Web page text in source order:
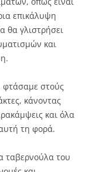
επικάλυψη
θα γλιστρήσει
και
φτάσαμε στούς
κάνοντας
και όλα
τη φορά.
ταβερνούλα του